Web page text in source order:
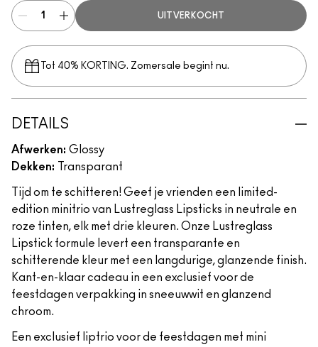
UITVERKOCHT
Tot 40% KORTING. Zomersale begint nu.
DETAILS
Afwerken: Glossy
Dekken:
Transparant
Tijd om te schitteren! Geef je vrienden een limited-
edition minitrio van Lustreglass Lipsticks in neutrale en
roze tinten, elk met drie kleuren. Onze Lustreglass
Lipstick formule levert een transparante en
schitterende kleur met een langdurige, glanzende finish.
Kant-en-klaar cadeau in een exclusief voor de
feestdagen verpakking in sneeuwwit en glanzend
chroom.
Een exclusief liptrio voor de feestdagen met mini